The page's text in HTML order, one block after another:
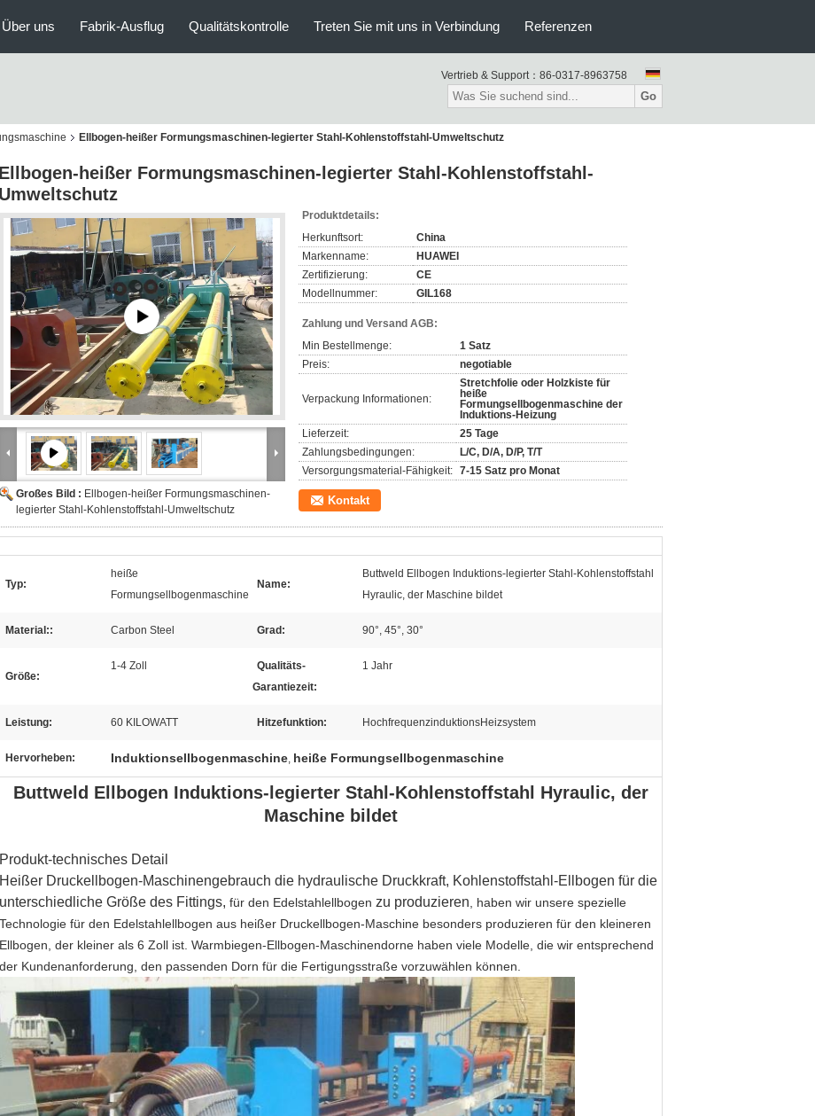
Über uns Fabrik-Ausflug Qualitätskontrolle Treten Sie mit uns in Verbindung Referenzen
Vertrieb & Support： 86-0317-8963758
Go
Ellbogen-heißer Formungsmaschinen-legierter Stahl-Kohlenstoffstahl-Umweltschutz
Ellbogen-heißer Formungsmaschinen-legierter Stahl-Kohlenstoffstahl-
Umweltschutz
Großes Bild : Ellbogen-heißer Formungsmaschinen-
legierter Stahl-Kohlenstoffstahl-Umweltschutz
Produktdetails:
Herkunftsort:
China
Markenname:
HUAWEI
Zertifizierung:
CE
Modellnummer:
GIL168
Zahlung und Versand AGB:
Min Bestellmenge:
1 Satz
Preis:
negotiable
Verpackung Informationen:
Stretchfolie oder Holzkiste für
heiße
Formungsellbogenmaschine der
Induktions-Heizung
Lieferzeit:
25 Tage
Zahlungsbedingungen:
L/C, D/A, D/P, T/T
Versorgungsmaterial-Fähigkeit: 7-15 Satz pro Monat
Kontakt
Typ:
heiße
Formungsellbogenmaschine
Name:
Buttweld Ellbogen Induktions-legierter Stahl-Kohlenstoffstahl
Hyraulic, der Maschine bildet
Material:: Carbon Steel Grad: 90°, 45°, 30°
Größe:
1-4 Zoll
Qualitäts-
Garantiezeit:
1 Jahr
Leistung: 60 KILOWATT Hitzefunktion: HochfrequenzinduktionsHeizsystem
Hervorheben: Induktionsellbogenmaschine, heiße Formungsellbogenmaschine
Buttweld Ellbogen Induktions-legierter Stahl-Kohlenstoffstahl Hyraulic, der
Maschine bildet
Produkt-technisches Detail
Heißer Druckellbogen-Maschinengebrauch die hydraulische Druckkraft, Kohlenstoffstahl-Ellbogen für die
unterschiedliche Größe des Fittings, für den Edelstahlellbogen zu produzieren , haben wir unsere spezielle
Technologie für den Edelstahlellbogen aus heißer Druckellbogen-Maschine besonders produzieren für den kleineren
Ellbogen, der kleiner als 6 Zoll ist. Warmbiegen-Ellbogen-Maschinendorne haben viele Modelle, die wir entsprechend
der Kundenanforderung, den passenden Dorn für die Fertigungsstraße vorzuwählen können.